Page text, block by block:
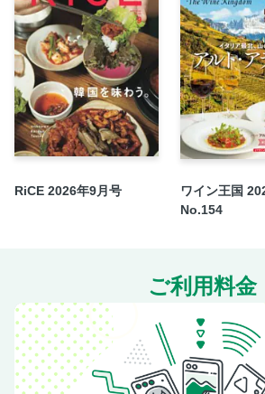
敵なあの店で。
【お土産】台湾の日用品が、とびきり
【ホテル】立地もインテリアも注目。
ホテル。
秘密の台湾。
RiCE 2026年9月号
ワイン王国
No.154
ご利用料金